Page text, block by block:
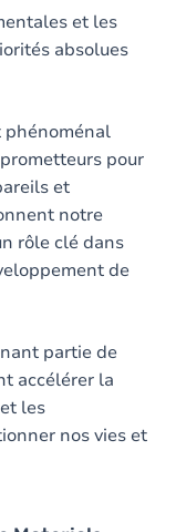
et les
absolues
phénoménal
pour
et
notre
rôle clé dans
de
partie de
accélérer la
les
nos vies et